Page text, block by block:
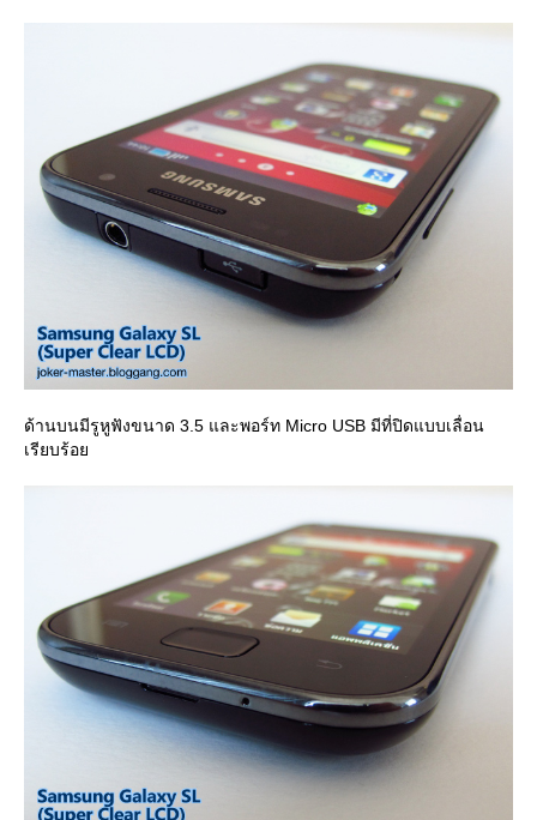
ด้านบนมีรูหูฟังขนาด 3.5 และพอร์ท Micro USB มีที่ปิดแบบเลื่อน
เรียบร้อ